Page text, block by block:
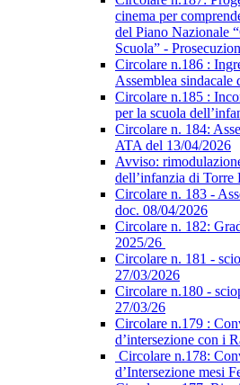
cinema per
del Piano Nazionale
Scuola” -
Circolare n.186 :
Assemblea sindacale
Circolare n.185 :
per la scuola
Circolare n. 184:
ATA del 13/04/2026
Avviso:
dell’infanzia di Torre
Circolare n. 183 -
doc. 08/04/2026
Circolare n. 182:
2025/26
Circolare n. 181 -
27/03/2026
Circolare n.180 -
27/03/26
Circolare n.179 :
d’intersezione con i
Circolare n.178:
d’Intersezione mesi